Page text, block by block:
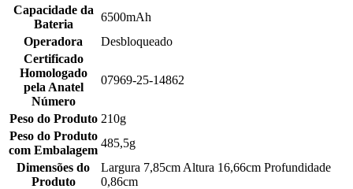
Capacidade da
Bateria
6500mAh
Operadora
Desbloqueado
Certificado
Homologado
pela Anatel
Número
07969-25-14862
Peso do Produto 210g
Peso do Produto
com Embalagem
485,5g
Dimensões do
Produto
Largura 7,85cm Altura 16,66cm Profundidade
0,86cm